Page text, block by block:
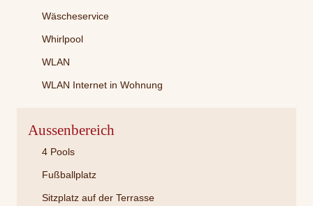
Wäscheservice
Whirlpool
WLAN
WLAN Internet in Wohnung
Aussenbereich
4 Pools
Fußballplatz
Sitzplatz auf der Terrasse